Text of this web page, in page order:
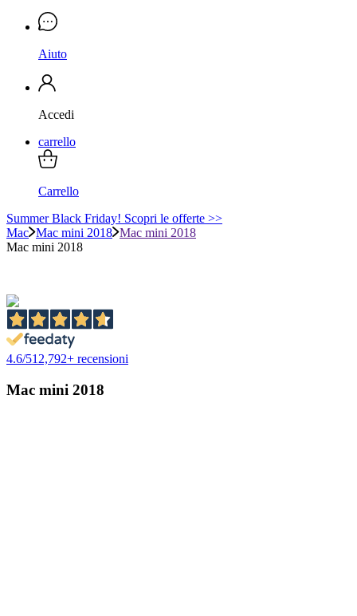
Aiuto
Accedi
carrello
Carrello
Summer Black Friday! Scopri le offerte >>
Mac Mac mini 2018 Mac mini 2018
Mac mini 2018
4.6/512,792+ recensioni
Mac mini 2018